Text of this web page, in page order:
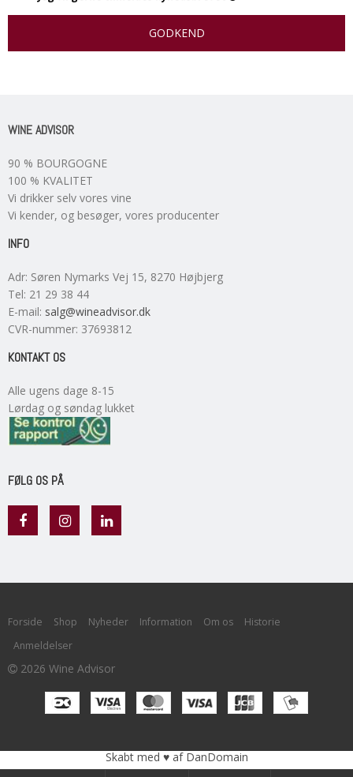
GODKEND
WINE ADVISOR
90 % BOURGOGNE
100 % KVALITET
Vi drikker selv vores vine
Vi kender, og besøger, vores producenter
INFO
Adr: Søren Nymarks Vej 15, 8270 Højbjerg
Tel: 21 29 38 44
E-mail: salg@wineadvisor.dk
CVR-nummer: 37693812
KONTAKT OS
Alle ugens dage 8-15
Lørdag og søndag lukket
FØLG OS PÅ
Forside Shop Nyheder Information Om os
Historie
Anmeldelser
2026 Wine Advisor
Skabt med ♥ af DanDomain